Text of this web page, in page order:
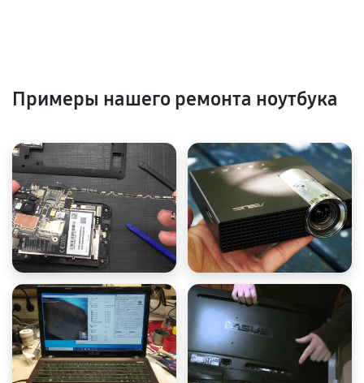
Примеры нашего ремонта ноутбука